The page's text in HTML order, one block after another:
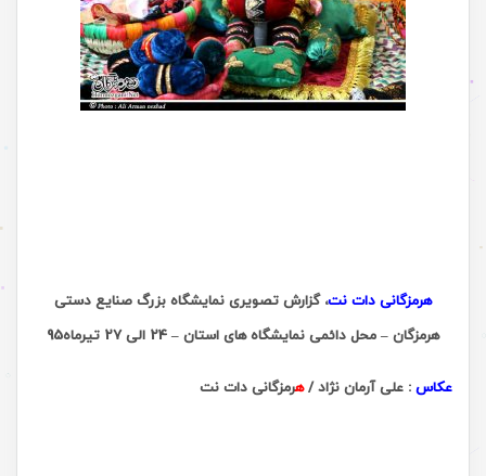
هرمزگانی دات نت، گزارش تصویری نمایشگاه بزرگ صنایع دستی
هرمزگان – محل دائمی نمایشگاه های استان – 24 الی 27 تیرماه95
عکاس : علی آرمان نژاد /هرمزگانی دات نت